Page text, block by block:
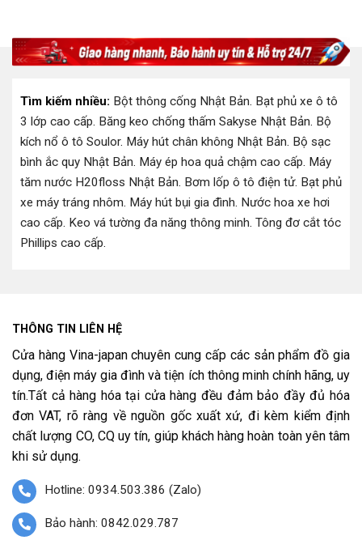
Tìm kiếm nhiều: Bột thông cống Nhật Bản. Bạt phủ xe ô tô
3 lớp cao cấp. Băng keo chống thấm Sakyse Nhật Bản. Bộ
kích nổ ô tô Soulor. Máy hút chân không Nhật Bản. Bộ sạc
bình ắc quy Nhật Bản. Máy ép hoa quả chậm cao cấp. Máy
tăm nước H20floss Nhật Bản. Bơm lốp ô tô điện tử. Bạt phủ
xe máy tráng nhôm. Máy hút bụi gia đình. Nước hoa xe hơi
cao cấp. Keo vá tường đa năng thông minh. Tông đơ cắt tóc
Phillips cao cấp.
THÔNG TIN LIÊN HỆ
Cửa hàng Vina-japan chuyên cung cấp các sản phẩm đồ gia
dụng, điện máy gia đình và tiện ích thông minh chính hãng, uy
tín.Tất cả hàng hóa tại cửa hàng đều đảm bảo đầy đủ hóa
đơn VAT, rõ ràng về nguồn gốc xuất xứ, đi kèm kiểm định
chất lượng CO, CQ uy tín, giúp khách hàng hoàn toàn yên tâm
khi sử dụng.
Hotline: 0934.503.386 (Zalo)
Bảo hành: 0842.029.787